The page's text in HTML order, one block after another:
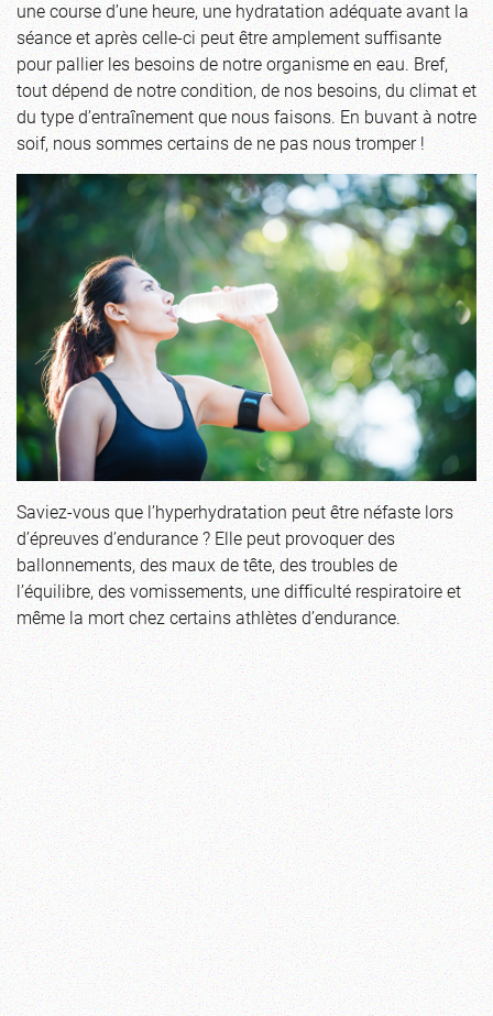
une course d’une heure, une hydratation adéquate avant la
séance et après celle-ci peut être amplement suffisante
pour pallier les besoins de notre organisme en eau. Bref,
tout dépend de notre condition, de nos besoins, du climat et
du type d’entraînement que nous faisons. En buvant à notre
soif, nous sommes certains de ne pas nous tromper !
Saviez-vous que l’hyperhydratation peut être néfaste lors
d’épreuves d’endurance ? Elle peut provoquer des
ballonnements, des maux de tête, des troubles de
l’équilibre, des vomissements, une difficulté respiratoire et
même la mort chez certains athlètes d’endurance.